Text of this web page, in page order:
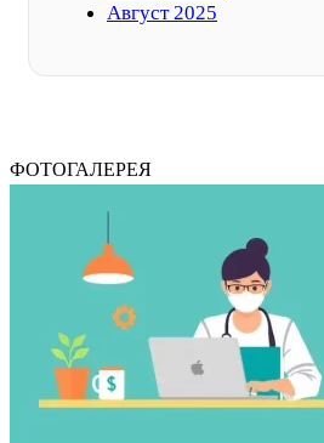
Август 2025
ФОТОГАЛЕРЕЯ